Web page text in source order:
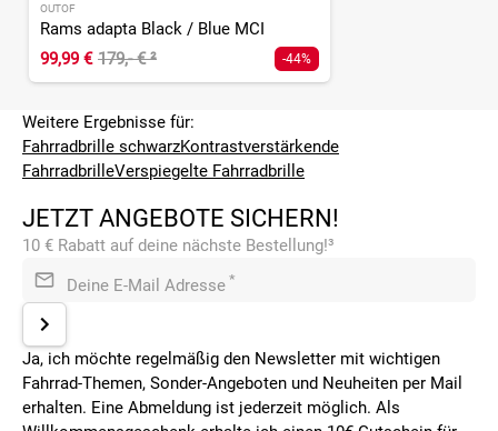
OUTOF
Rams adapta Black / Blue MCI
99,99 € 179,- €² -44%
Weitere Ergebnisse für:
Fahrradbrille schwarzKontrastverstärkende
FahrradbrilleVerspiegelte Fahrradbrille
JETZT ANGEBOTE SICHERN!
10 € Rabatt auf deine nächste Bestellung!³
Deine E-Mail Adresse *
Ja, ich möchte regelmäßig den Newsletter mit wichtigen
Fahrrad-Themen, Sonder-Angeboten und Neuheiten per Mail
erhalten. Eine Abmeldung ist jederzeit möglich. Als